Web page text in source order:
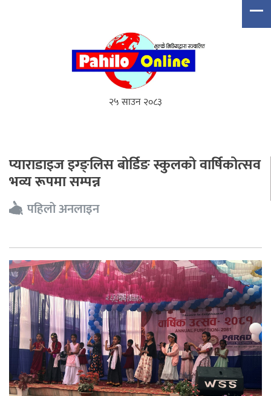
२५ साउन २०८३
प्याराडाइज इग्ङ्लिस बोर्डिङ स्कुलको वार्षिकोत्सव
भव्य रूपमा सम्पन्न
पहिलो अनलाइन